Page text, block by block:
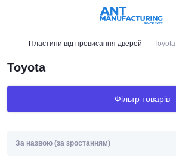
Пластини від провисання дверей Toyota
Toyota
Фільтр товарів